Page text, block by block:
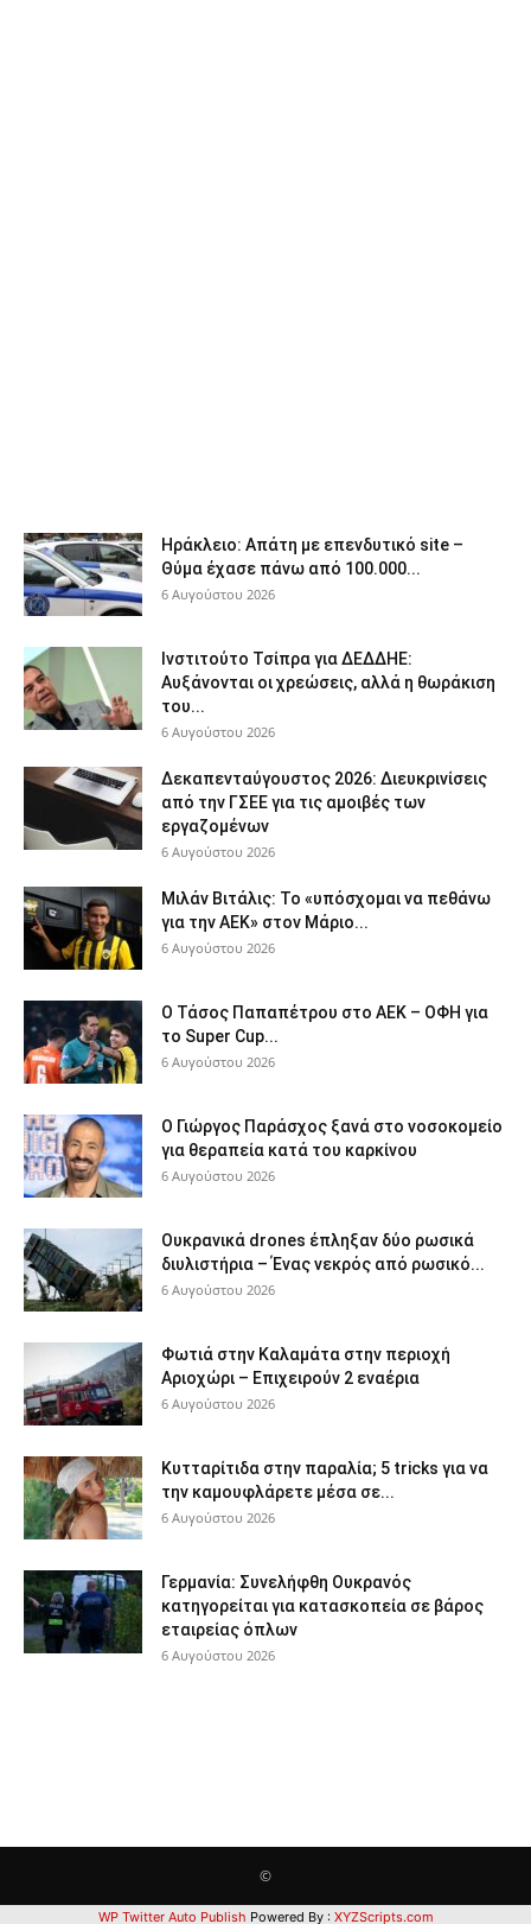
Ηράκλειο: Απάτη με επενδυτικό site –
Θύμα έχασε πάνω από 100.000...
6 Αυγούστου 2026
Ινστιτούτο Τσίπρα για ΔΕΔΔΗΕ:
Αυξάνονται οι χρεώσεις, αλλά η θωράκιση
του...
6 Αυγούστου 2026
Δεκαπενταύγουστος 2026: Διευκρινίσεις
από την ΓΣΕΕ για τις αμοιβές των
εργαζομένων
6 Αυγούστου 2026
Μιλάν Βιτάλις: Το «υπόσχομαι να πεθάνω
για την ΑΕΚ» στον Μάριο...
6 Αυγούστου 2026
Ο Τάσος Παπαπέτρου στο ΑΕΚ – ΟΦΗ για
το Super Cup...
6 Αυγούστου 2026
O Γιώργος Παράσχος ξανά στο νοσοκομείο
για θεραπεία κατά του καρκίνου
6 Αυγούστου 2026
Ουκρανικά drones έπληξαν δύο ρωσικά
διυλιστήρια – Ένας νεκρός από ρωσικό...
6 Αυγούστου 2026
Φωτιά στην Καλαμάτα στην περιοχή
Αριοχώρι – Επιχειρούν 2 εναέρια
6 Αυγούστου 2026
Κυτταρίτιδα στην παραλία; 5 tricks για να
την καμουφλάρετε μέσα σε...
6 Αυγούστου 2026
Γερμανία: Συνελήφθη Ουκρανός
κατηγορείται για κατασκοπεία σε βάρος
εταιρείας όπλων
6 Αυγούστου 2026
©
WP Twitter Auto Publish Powered By : XYZScripts.com